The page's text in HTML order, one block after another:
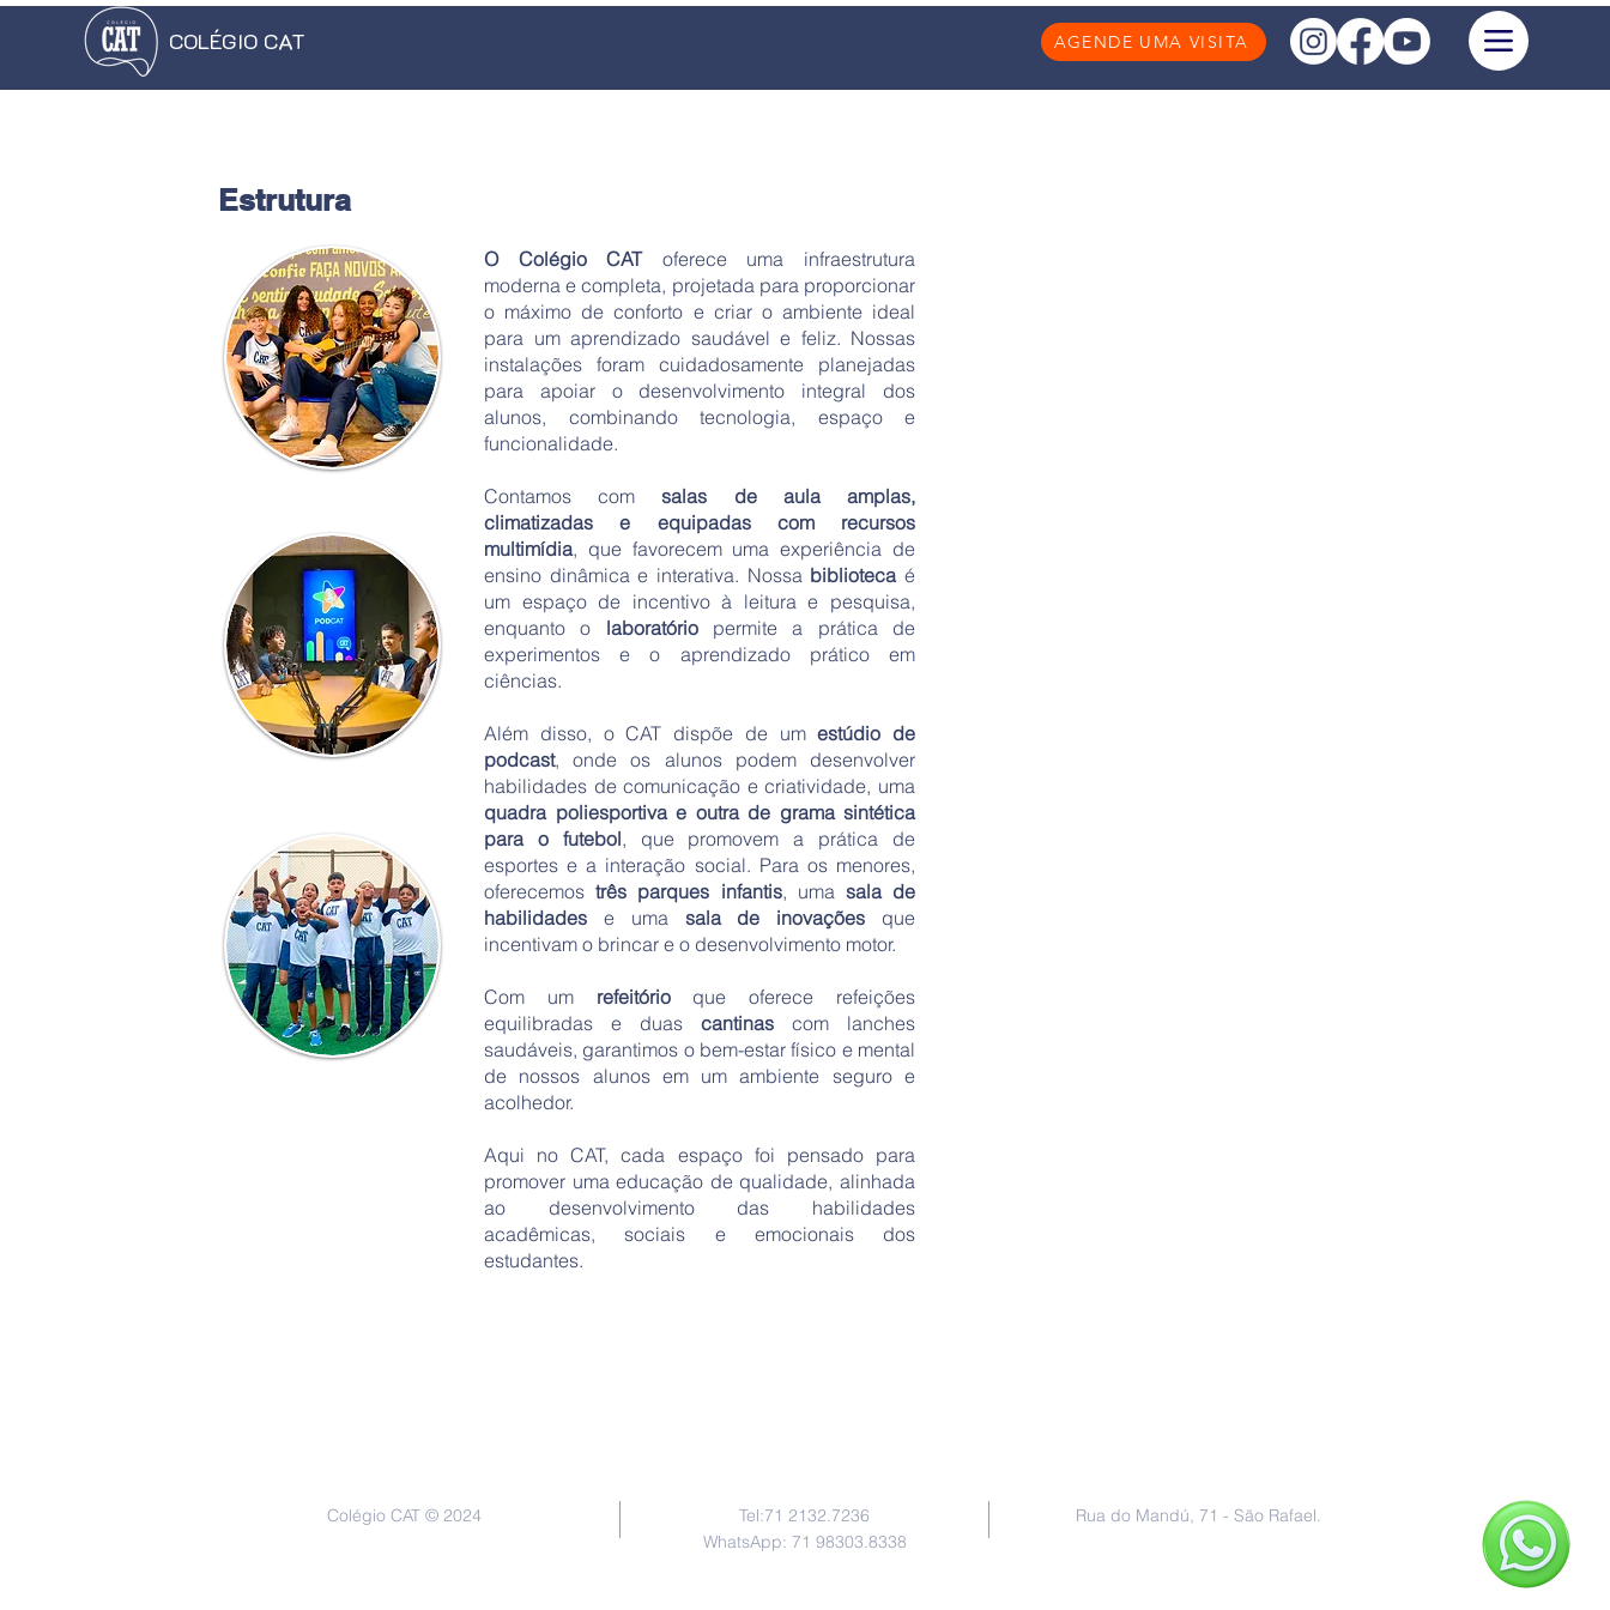
COLÉGIO CAT AGENDE UMA VISITA
Estrutura
O Colégio CAToferece uma infraestrutura
moderna e completa, projetada para proporcionar
o máximo de conforto e criar o ambiente ideal
para um aprendizado saudável e feliz. Nossas
instalações foram cuidadosamente planejadas
para apoiar o desenvolvimento integral dos
alunos, combinando tecnologia, espaço e
funcionalidade.
Contamos comsalas de aula amplas,
climatizadas e equipadas com recursos
multimídia, que favorecem uma experiência de
ensino dinâmica e interativa. Nossa bibliotecaé
um espaço de incentivo à leitura e pesquisa,
enquanto o laboratóriopermite a prática de
experimentos e o aprendizado prático em
ciências.
Além disso, o CAT dispõe de umestúdio de
podcast, onde os alunos podem desenvolver
habilidades de comunicação e criatividade, uma
quadra poliesportiva e outra de grama sintética
para o futebol, que promovem a prática de
esportes e a interação social. Para os menores,
oferecemostrês parques infantis, uma sala de
habilidades e uma sala de inovações que
incentivam o brincar e o desenvolvimento motor.
Com um refeitórioque oferece refeições
equilibradas e duas cantinas com lanches
saudáveis, garantimos o bem-estar físico e mental
de nossos alunos em um ambiente seguro e
acolhedor.
Aqui no CAT, cada espaço foi pensado para
promover uma educação de qualidade, alinhada
ao desenvolvimento das habilidades
acadêmicas, sociais e emocionais dos
estudantes.
Colégio CAT © 2024
Tel:71 2132.7236
WhatsApp: 71 98303.8338
Rua do Mandú, 71 - São Rafael.